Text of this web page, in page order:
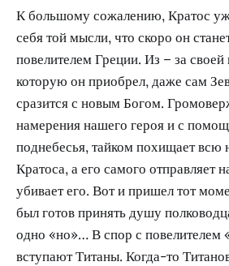
К большому сожалению, Кратос
себя той мысли, что скоро он
повелителем Греции. Из – за
которую он приобрел, даже сам
сразится с новым Богом.
намерения нашего героя и с
поднебесья, тайком похищает всю
Кратоса, а его самого отправляет
убивает его. Вот и пришел тот
был готов принять душу
одно «но»… В спор с повелителем
вступают Титаны. Когда-то